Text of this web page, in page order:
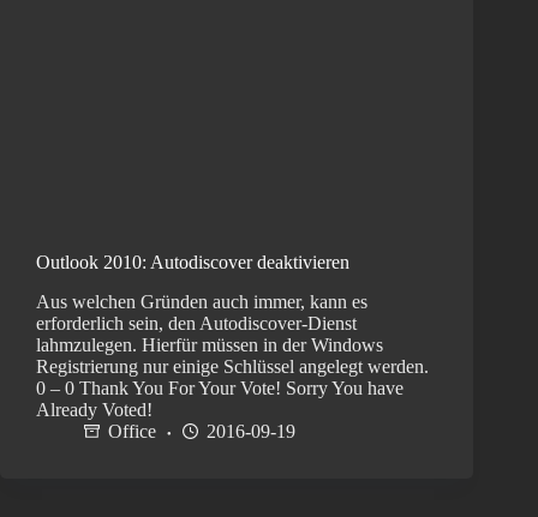
Outlook 2010: Autodiscover deaktivieren
Aus welchen Gründen auch immer, kann es
erforderlich sein, den Autodiscover-Dienst
lahmzulegen. Hierfür müssen in der Windows
Registrierung nur einige Schlüssel angelegt werden.
0 – 0 Thank You For Your Vote! Sorry You have
Already Voted!
Office
2016-09-19